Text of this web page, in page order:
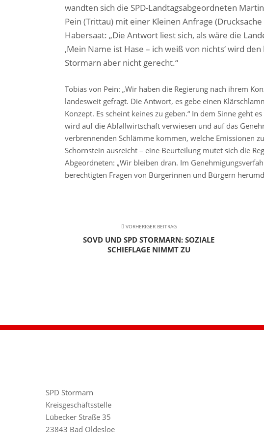
wandten sich die SPD-Landtagsabgeordneten
Pein (Trittau) mit einer Kleinen Anfrage
Habersaat: „Die Antwort liest sich, als wäre die
‚Mein Name ist Hase – ich weiß von nichts‘ wird
Stormarn aber nicht gerecht.“
Tobias von Pein: „Wir haben die Regierung nach ihrem
landesweit gefragt. Die Antwort, es gebe einen
Konzept. Es scheint keines zu geben.“ In dem Sinne geht
wird auf die Abfallwirtschaft verwiesen und auf das
verbrennenden Schlämme kommen, welche Emissionen
Schornstein ausreicht – eine Beurteilung mutet sich die
Abgeordneten: „Wir bleiben dran. Im
berechtigten Fragen von Bürgerinnen und Bürgern
VORHERIGER BEITRAG
SOVD UND SPD STORMARN: SOZIALE
SCHIEFLAGE NIMMT ZU
SPD Stormarn
Kreisgeschäftsstelle
Lübecker Straße 35
23843 Bad Oldesloe